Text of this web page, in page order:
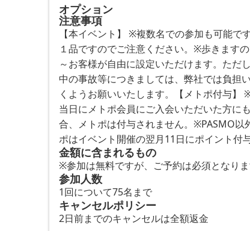
オプション
注意事項
【本イベント】 ※複数名での参加も可能
１品ですのでご注意ください。※歩きます
～お客様が自由に設定いただけます。た
中の事故等につきましては、弊社では負担
くようお願いいたします。【メトポ付与
当日にメトポ会員にご入会いただいた方に
合、メトポは付与されません。※PASMO
ポはイベント開催の翌月11日にポイント付
金額に含まれるもの
※参加は無料ですが、ご予約は必須となりま
参加人数
1回について75名まで
キャンセルポリシー
2日前までのキャンセルは全額返金